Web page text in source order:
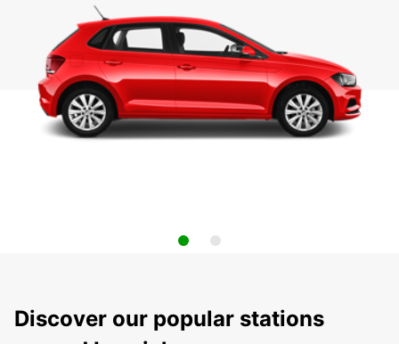
Discover our popular stations